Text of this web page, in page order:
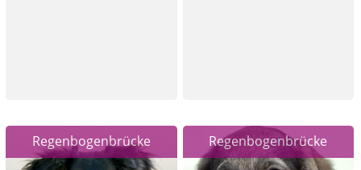
Regenbogenbrücke Regenbogenbrücke